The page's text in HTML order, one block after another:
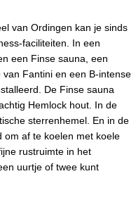
van Ordingen kan je sinds
faciliteiten. In een
een Finse sauna, een
Fantini en een B-intense
De Finse sauna
Hemlock hout. In de
sterrenhemel. En in de
om af te koelen met koele
rustruimte in het
uurtje of twee kunt